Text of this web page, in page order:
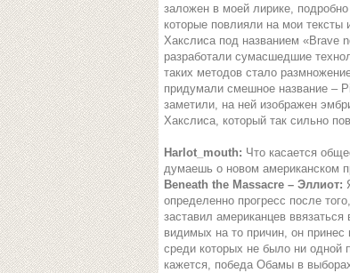
заложен в моей лирике,
которые повлияли на мои
Хакслиса под названием «Brave
разработали сумасшедшие
таких методов стало
придумали смешное название –
заметили, на ней изображен
Хакслиса, который так сильно
Harlot_mouth: Что касается
думаешь о новом американском
Beneath the Massacre – Эллиот:
определенно прогресс после
заставил американцев
видимых на то причин, он принес
среди которых не было ни одной
кажется, победа Обамы в